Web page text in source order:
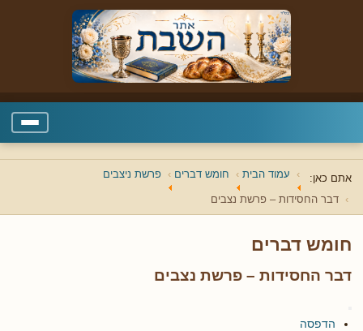
אתם כאן: עמוד הבית חומש דברים פרשת ניצבים
דבר החסידות – פרשת נצבים
חומש דברים
דבר החסידות – פרשת נצבים
הדפסה